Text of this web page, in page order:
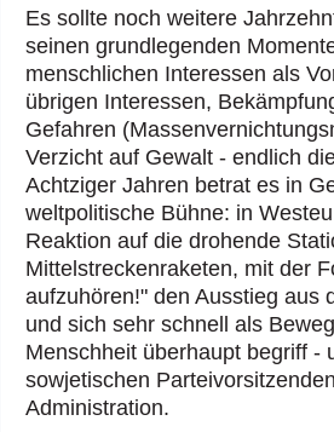
Es sollte noch weitere
seinen grundlegenden
menschlichen Interessen als
übrigen Interessen,
Gefahren
Verzicht auf Gewalt - endlich
Achtziger Jahren betrat es in
weltpolitische Bühne: in
Reaktion auf die drohende
Mittelstreckenraketen, mit der
aufzuhören!" den Ausstieg aus
und sich sehr schnell als
Menschheit überhaupt begriff -
sowjetischen
Administration.